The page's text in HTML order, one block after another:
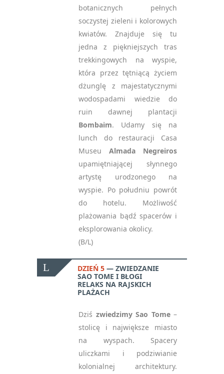
botanicznych pełnych
soczystej zieleni i kolorowych
kwiatów. Znajduje się tu
jedna z piękniejszych tras
trekkingowych na wyspie,
która przez tętniącą życiem
dżunglę z majestatycznymi
wodospadami wiedzie do
ruin dawnej plantacji
Bombaim. Udamy się na
lunch do restauracji Casa
Museu Almada Negreiros
upamiętniającej słynnego
artystę urodzonego na
wyspie. Po południu powrót
do hotelu. Możliwość
plażowania bądź spacerów i
eksplorowania okolicy.
(B/L)
DZIEŃ 5
ZWIEDZANIE
SAO TOME I BŁOGI
RELAKS NA RAJSKICH
PLAŻACH
Dziś zwiedzimy Sao Tome–
stolicę i największe miasto
na wyspach. Spacery
uliczkami i podziwianie
kolonialnej architektury.